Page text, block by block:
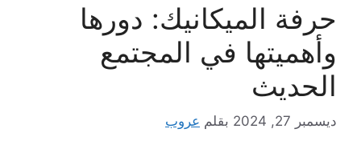
حرفة الميكانيك: دورها
وأهميتها في المجتمع
الحديث
ديسمبر 27, 2024 بقلم عروب